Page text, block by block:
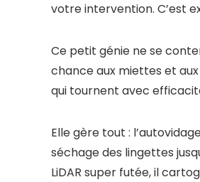
votre intervention. C’est
Ce petit génie ne se
chance aux miettes et
qui tournent avec
Elle gère tout :
séchage des lingettes
LiDAR super futée, il